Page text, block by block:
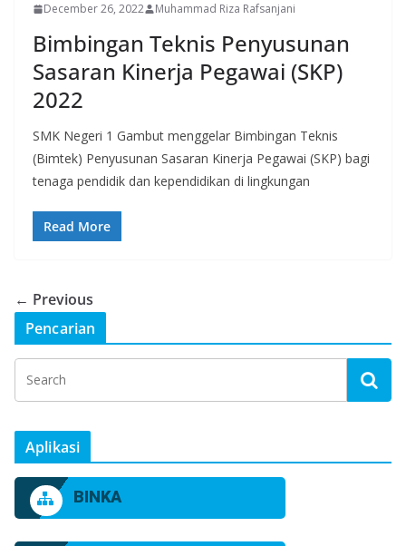
December 26, 2022 Muhammad Riza Rafsanjani
Bimbingan Teknis Penyusunan
Sasaran Kinerja Pegawai (SKP)
2022
SMK Negeri 1 Gambut menggelar Bimbingan Teknis
(Bimtek) Penyusunan Sasaran Kinerja Pegawai (SKP) bagi
tenaga pendidik dan kependidikan di lingkungan
Read More
← Previous
Pencarian
Aplikasi
BINKA